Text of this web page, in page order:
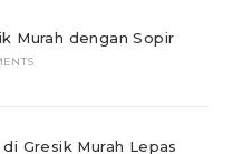
Murah dengan Sopir
Gresik Murah Lepas